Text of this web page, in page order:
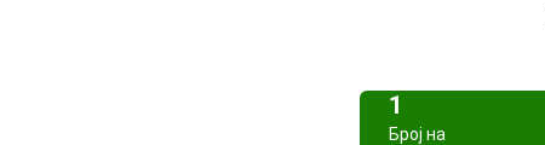
1
Број на